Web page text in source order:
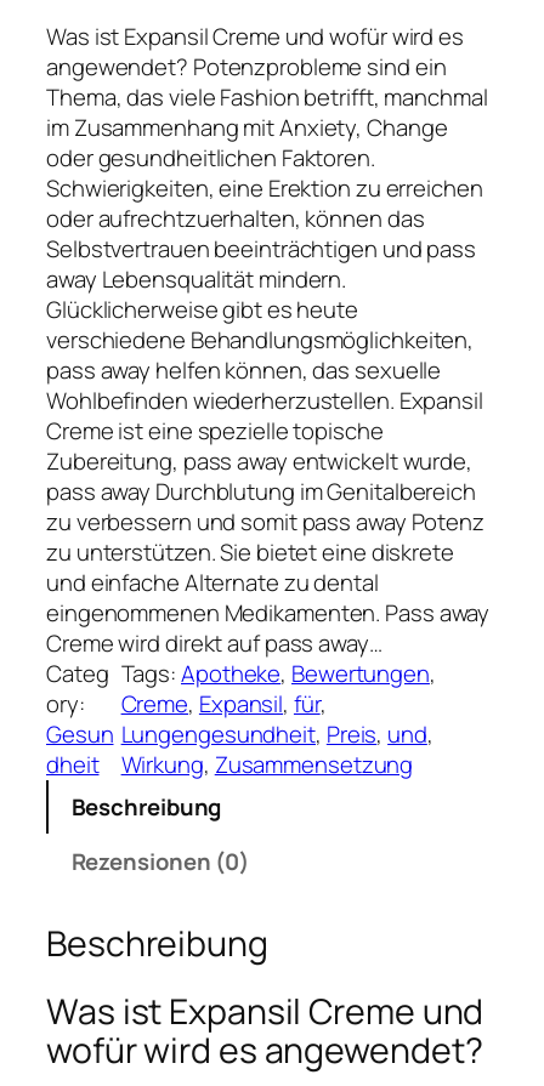
Was ist Expansil Creme und wofür wird es
angewendet? Potenzprobleme sind ein
Thema, das viele Fashion betrifft, manchmal
im Zusammenhang mit Anxiety, Change
oder gesundheitlichen Faktoren.
Schwierigkeiten, eine Erektion zu erreichen
oder aufrechtzuerhalten, können das
Selbstvertrauen beeinträchtigen und pass
away Lebensqualität mindern.
Glücklicherweise gibt es heute
verschiedene Behandlungsmöglichkeiten,
pass away helfen können, das sexuelle
Wohlbefinden wiederherzustellen. Expansil
Creme ist eine spezielle topische
Zubereitung, pass away entwickelt wurde,
pass away Durchblutung im Genitalbereich
zu verbessern und somit pass away Potenz
zu unterstützen. Sie bietet eine diskrete
und einfache Alternate zu dental
eingenommenen Medikamenten. Pass away
Creme wird direkt auf pass away…
Categ
ory:
Gesun
dheit
Tags:Apotheke, Bewertungen
Creme, Expansil, für
Lungengesundheit, Preis, und
Wirkung, Zusammensetzung
Beschreibung
Rezensionen (0)
Beschreibung
Was ist Expansil Creme und
wofür wird es angewendet?